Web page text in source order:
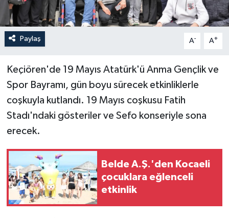
Paylaş A- A+
Keçiören'de 19 Mayıs Atatürk'ü Anma Gençlik ve
Spor Bayramı, gün boyu sürecek etkinliklerle
coşkuyla kutlandı. 19 Mayıs coşkusu Fatih
Stadı'ndaki gösteriler ve Sefo konseriyle sona
erecek.
Belde A.Ş.'den Kocaeli
çocuklara eğlenceli
etkinlik